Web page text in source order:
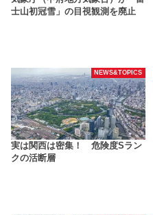
士山初冠雪」の目視観測を廃止
NEWS&TOPICS
実は関西は密集！ 危険度Sラン
クの活断層